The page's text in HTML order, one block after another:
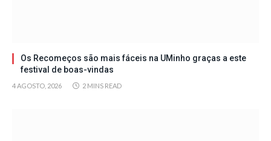
Os Recomeços são mais fáceis na UMinho graças a este
festival de boas-vindas
4 AGOSTO, 2026 2 MINS READ